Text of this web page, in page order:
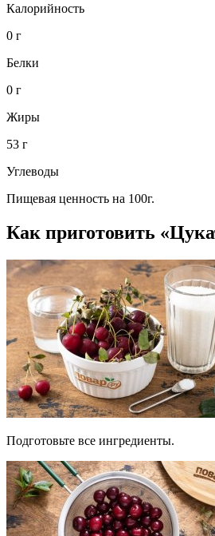
Калорийность
0 г
Белки
0 г
Жиры
53 г
Углеводы
Пищевая ценность на 100г.
Как приготовить
Подготовьте все ингредиенты.